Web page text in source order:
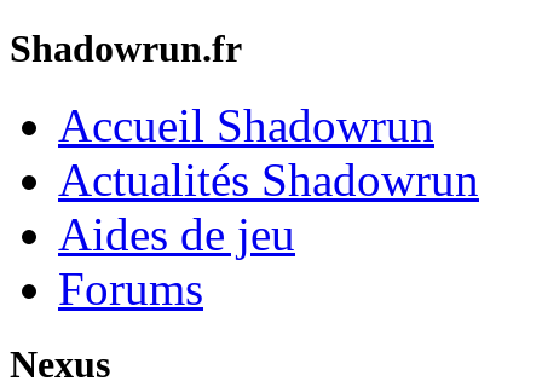
Shadowrun.fr
Accueil Shadowrun
Actualités Shadowrun
Aides de jeu
Forums
Nexus